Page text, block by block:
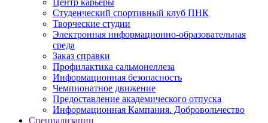
Студенческий спортивный клуб ПНК
Творческие студии
Электронная информационно-образовательная
среда
Заказ справки
Профилактика сальмонеллеза
Информационная безопасность
Чемпионатное движение
Предоставление академического отпуска
Информационная Кампания. Добровольчество
Специализации